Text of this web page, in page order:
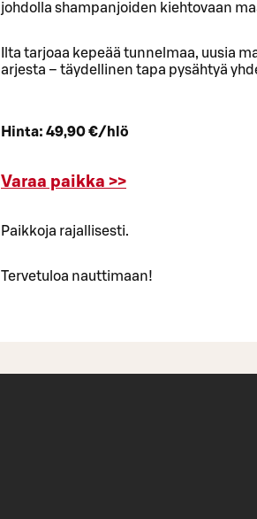
johdolla shampanjoiden kiehtovaan
Ilta tarjoaa kepeää tunnelmaa, uusia
arjesta – täydellinen tapa pysähtyä
Hinta: 49,90 €/hlö
Varaa paikka >>
Paikkoja rajallisesti.
Tervetuloa nauttimaan!